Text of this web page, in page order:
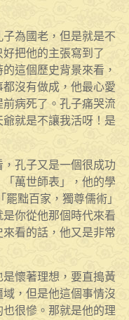
為國老，但是就是不
把他的主張寫到了
這個歷史背景來看，
沒有做成，他最心愛
病死了。孔子痛哭流
就是不讓我活呀！是
孔子又是一個很成功
萬世師表」，他的學
黜百家，獨尊儒術」
你從他那個時代來看
看的話，他又是非常
懷著理想，要直搗黃
，但是他這個事情沒
很慘。那就是他的理